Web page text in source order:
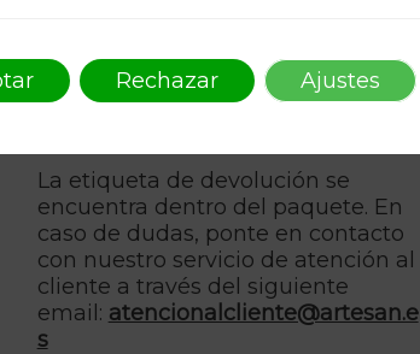
Los productos inmediatamente
disponibles se entregarán en 2-5
La etiqueta de devolución se
encuentra dentro del paquete. En
caso de dudas, ponte en contacto
con nuestro servicio de atención al
cliente a través del siguiente
email: atencionalcliente@artesan.e
s
Rechazar Ajustes